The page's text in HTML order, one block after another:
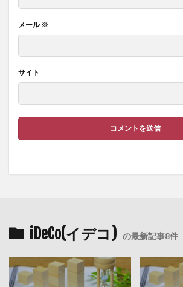
メール※
サイト
iDeCo(イデコ) の最新記事8件